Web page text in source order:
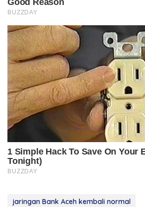
jaringan Bank Aceh kembali normal